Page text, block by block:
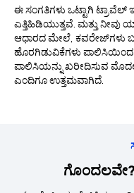
ಈ ಸಂಗತಿಗಳು ಒಟ್ಟಾಗಿ ಟ್ರಾವೆಲ್
ಎತ್ತಿಹಿಡಿಯುತ್ತವೆ. ಮತ್ತು ನೀವು
ಆಧಾರದ ಮೇಲೆ, ಕವರೇಜ್‌ಗಳು
ಹೊರಗಿಡುವಿಕೆಗಳು ಪಾಲಿಸಿಯಿಂದ
ಪಾಲಿಸಿಯನ್ನು ಖರೀದಿಸುವ
ಎಂದಿಗೂ ಉತ್ತಮವಾಗಿದೆ.